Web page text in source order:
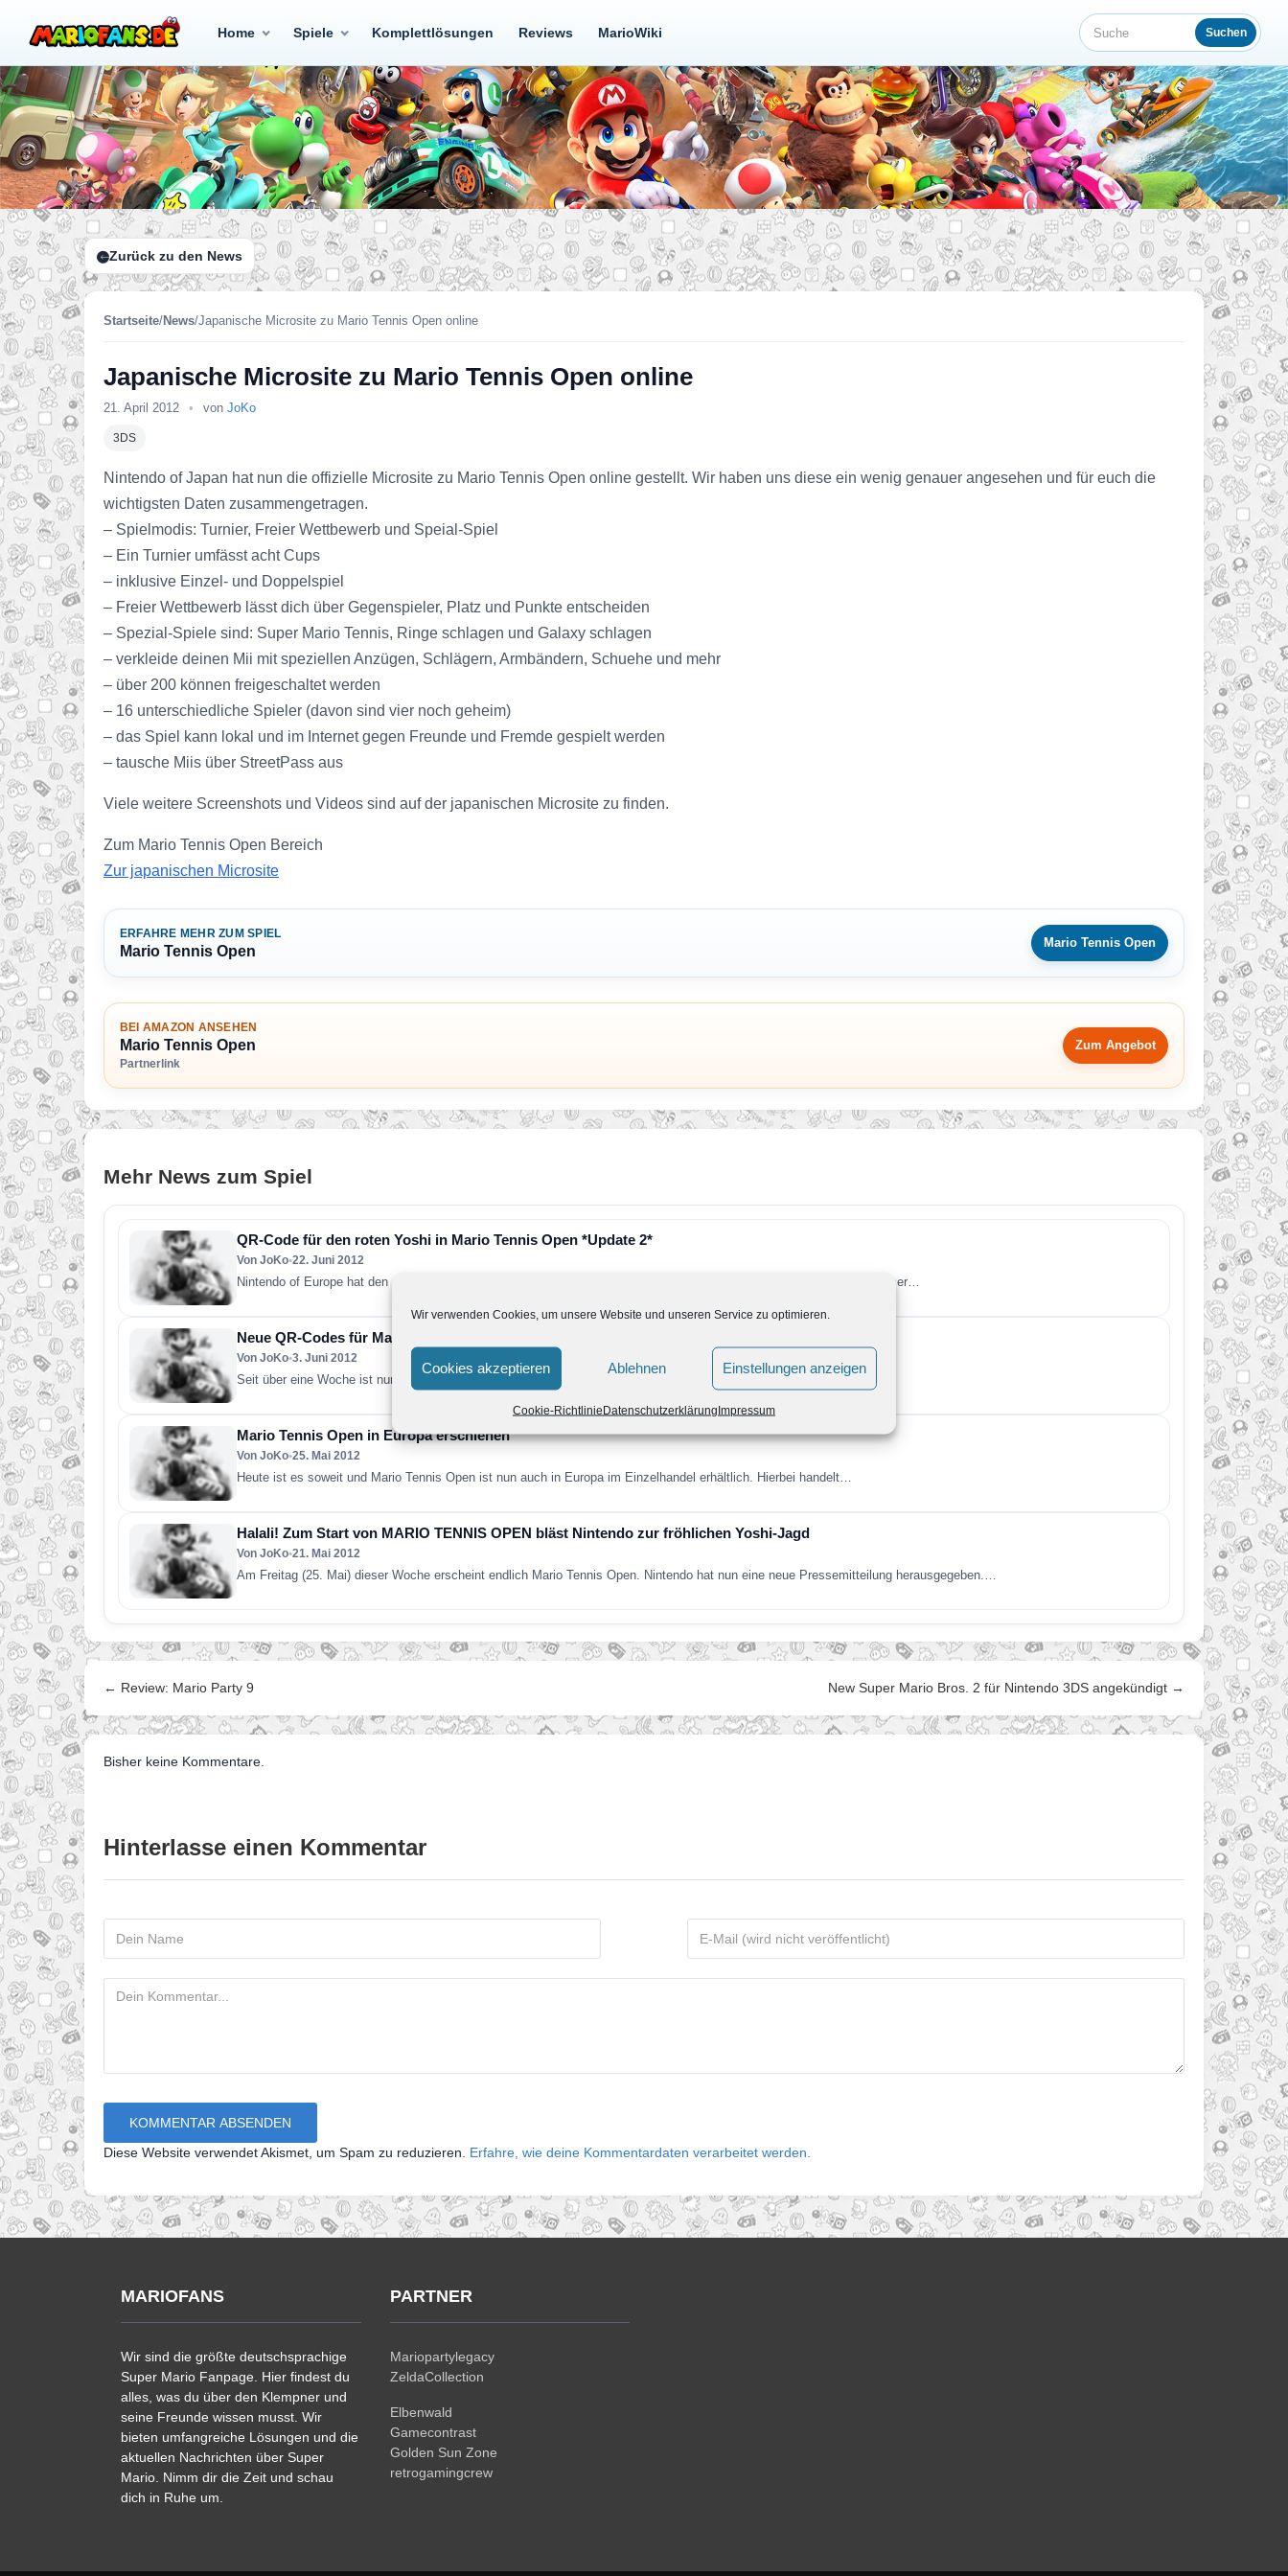
Wir verwenden Cookies, um unsere Website und unseren Service zu optimieren.
Cookies akzeptieren Ablehnen Einstellungen anzeigen
Cookie-RichtlinieDatenschutzerklärungImpressum
Home Spiele Komplettlösungen Reviews MarioWiki Suche Suchen
Zurück zu den News
Startseite/News/Japanische Microsite zu Mario Tennis Open online
Japanische Microsite zu Mario Tennis Open online
21. April 2012 • von JoKo
3DS
Nintendo of Japan hat nun die offizielle Microsite zu Mario Tennis Open online gestellt. Wir haben uns diese ein wenig genauer angesehen und für euch die
wichtigsten Daten zusammengetragen.
– Spielmodis: Turnier, Freier Wettbewerb und Speial-Spiel
– Ein Turnier umfässt acht Cups
– inklusive Einzel- und Doppelspiel
– Freier Wettbewerb lässt dich über Gegenspieler, Platz und Punkte entscheiden
– Spezial-Spiele sind: Super Mario Tennis, Ringe schlagen und Galaxy schlagen
– verkleide deinen Mii mit speziellen Anzügen, Schlägern, Armbändern, Schuehe und mehr
– über 200 können freigeschaltet werden
– 16 unterschiedliche Spieler (davon sind vier noch geheim)
– das Spiel kann lokal und im Internet gegen Freunde und Fremde gespielt werden
– tausche Miis über StreetPass aus
Viele weitere Screenshots und Videos sind auf der japanischen Microsite zu finden.
Zum Mario Tennis Open Bereich
Zur japanischen Microsite
ERFAHRE MEHR ZUM SPIEL
Mario Tennis Open
Mario Tennis Open
BEI AMAZON ANSEHEN
Mario Tennis Open
Partnerlink
Zum Angebot
Mehr News zum Spiel
QR-Code für den roten Yoshi in Mario Tennis Open *Update 2*
Von JoKo•22. Juni 2012
Nintendo of Europe hat den nächsten QR-Code für einen weiteren Yoshi in Mario Tennis Open veröffentlicht. Wenn dieser…
Neue QR-Codes für Mario Tennis Open
Von JoKo•3. Juni 2012
Seit über eine Woche ist nun Mario Tennis Open auf dem Markt erhältlich. Im Spiel selbst können via…
Mario Tennis Open in Europa erschienen
Von JoKo•25. Mai 2012
Heute ist es soweit und Mario Tennis Open ist nun auch in Europa im Einzelhandel erhältlich. Hierbei handelt…
Halali! Zum Start von MARIO TENNIS OPEN bläst Nintendo zur fröhlichen Yoshi-Jagd
Von JoKo•21. Mai 2012
Am Freitag (25. Mai) dieser Woche erscheint endlich Mario Tennis Open. Nintendo hat nun eine neue Pressemitteilung herausgegeben.…
← Review: Mario Party 9 New Super Mario Bros. 2 für Nintendo 3DS angekündigt →
Bisher keine Kommentare.
Hinterlasse einen Kommentar
Diese Website verwendet Akismet, um Spam zu reduzieren. Erfahre, wie deine Kommentardaten verarbeitet werden.
MARIOFANS
Wir sind die größte deutschsprachige
Super Mario Fanpage. Hier findest du
alles, was du über den Klempner und
seine Freunde wissen musst. Wir
bieten umfangreiche Lösungen und die
aktuellen Nachrichten über Super
Mario. Nimm dir die Zeit und schau
dich in Ruhe um.
PARTNER
Mariopartylegacy
ZeldaCollection
Elbenwald
Gamecontrast
Golden Sun Zone
retrogamingcrew